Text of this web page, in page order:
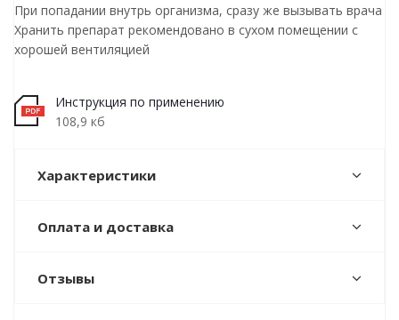
При попадании внутрь организма, сразу же вызывать врача
Хранить препарат рекомендовано в сухом помещении с
хорошей вентиляцией
Инструкция по применению
108,9 кб
Характеристики
Оплата и доставка
Отзывы